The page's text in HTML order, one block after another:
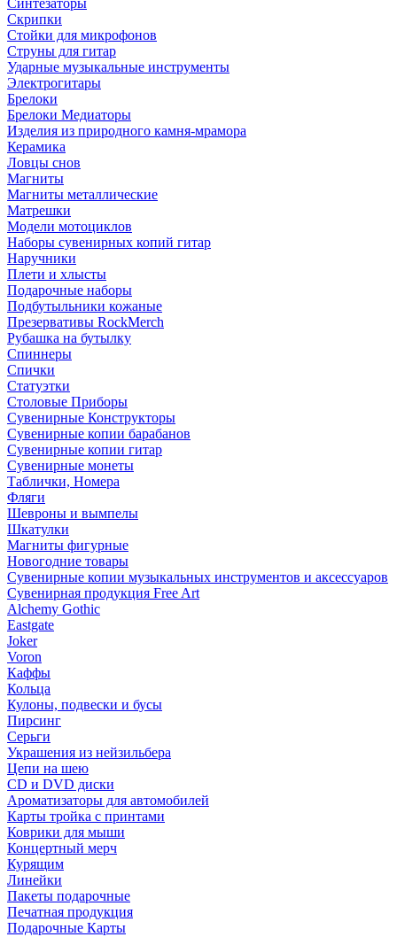
Синтезаторы
Скрипки
Стойки для микрофонов
Струны для гитар
Ударные музыкальные инструменты
Электрогитары
Брелоки
Брелоки Медиаторы
Изделия из природного камня-мрамора
Керамика
Ловцы снов
Магниты
Магниты металлические
Матрешки
Модели мотоциклов
Наборы сувенирных копий гитар
Наручники
Плети и хлысты
Подарочные наборы
Подбутыльники кожаные
Презервативы RockMerch
Рубашка на бутылку
Спиннеры
Спички
Статуэтки
Столовые Приборы
Сувенирные Конструкторы
Сувенирные копии барабанов
Сувенирные копии гитар
Сувенирные монеты
Таблички, Номера
Фляги
Шевроны и вымпелы
Шкатулки
Магниты фигурные
Новогодние товары
Сувенирные копии музыкальных инструментов и аксессуаров
Сувенирная продукция Free Art
Alchemy Gothic
Eastgate
Joker
Voron
Каффы
Кольца
Кулоны, подвески и бусы
Пирсинг
Серьги
Украшения из нейзильбера
Цепи на шею
CD и DVD диски
Ароматизаторы для автомобилей
Карты тройка с принтами
Коврики для мыши
Концертный мерч
Курящим
Линейки
Пакеты подарочные
Печатная продукция
Подарочные Карты